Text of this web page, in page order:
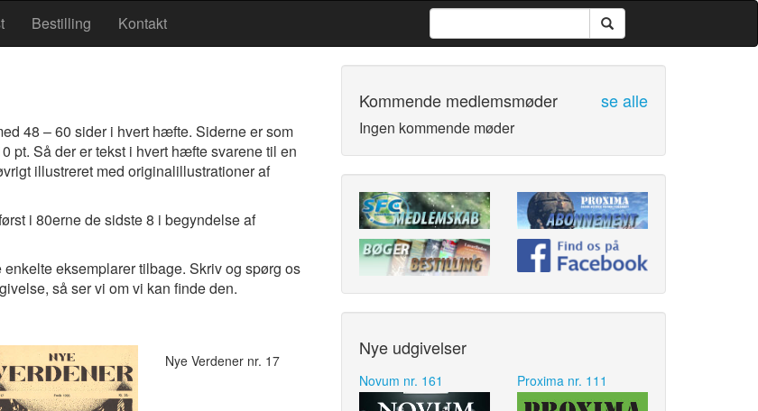
Bestilling Kontakt
48 – 60 sider i hvert hæfte. Siderne er som
pt. Så der er tekst i hvert hæfte svarene til en
illustreret med originalillustrationer af
i 80erne de sidste 8 i begyndelse af
eksemplarer tilbage. Skriv og spørg os
så ser vi om vi kan finde den.
Nye Verdener nr. 17
Kommende medlemsmøder se alle
Ingen kommende møder
Nye udgivelser
Novum nr. 161 Proxima nr. 111